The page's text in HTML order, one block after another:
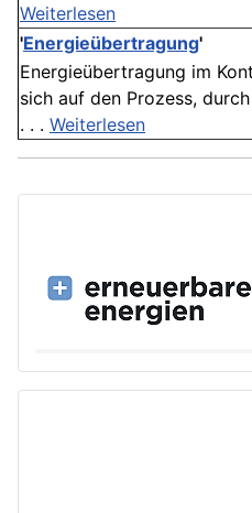
Weiterlesen
'Energieübertragung'
Energieübertragung im
sich auf den Prozess,
. . . Weiterlesen